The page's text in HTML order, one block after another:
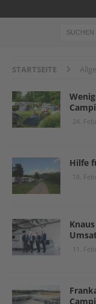
STARTSEITE
24.
Hilfe
18.
11.